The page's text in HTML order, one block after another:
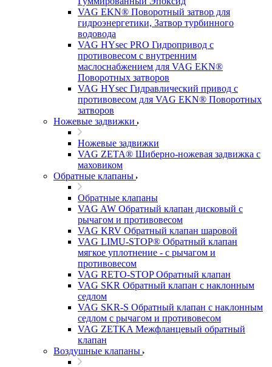
VAG EKN® Поворотный затвор для
гидроэнергетики, Затвор турбинного
водовода
VAG HYsec PRO Гидропривод с
противовесом с внутренним
маслоснабжением для VAG EKN®
Поворотных затворов
VAG HYsec Гидравлический привод с
противовесом для VAG EKN® Поворотных
затворов
Ножевые задвижки
Ножевые задвижки
VAG ZETA® Шиберно-ножевая задвижка с
маховиком
Обратные клапаны
Обратные клапаны
VAG AW Обратный клапан дисковый с
рычагом и противовесом
VAG KRV Обратный клапан шаровой
VAG LIMU-STOP® Обратный клапан
мягкое уплотнение - с рычагом и
противовесом
VAG RETO-STOP Обратный клапан
VAG SKR Обратный клапан с наклонным
седлом
VAG SKR-S Обратный клапан с наклонным
седлом с рычагом и противовесом
VAG ZETKA Межфланцевый обратный
клапан
Воздушные клапаны